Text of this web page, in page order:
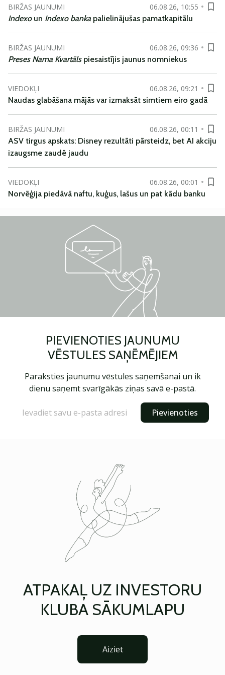
BIRŽAS JAUNUMI
06.08.26, 10:55
Indexoun Indexo banka palielinājušas pamatkapitālu
BIRŽAS JAUNUMI
06.08.26, 09:36
Preses Nama Kvartāls piesaistījis jaunus nomniekus
VIEDOKĻI
06.08.26, 09:21
Naudas glabāšana mājās var izmaksāt simtiem eiro gadā
BIRŽAS JAUNUMI
06.08.26, 00:11
ASV tirgus apskats: Disney rezultāti pārsteidz, bet AI akciju
izaugsme zaudē jaudu
VIEDOKĻI
06.08.26, 00:01
Norvēģija piedāvā naftu, kuģus, lašus un pat kādu banku
PIEVIENOTIES JAUNUMU
VĒSTULES SAŅĒMĒJIEM
Paraksties jaunumu vēstules saņemšanai un ik
dienu saņemt svarīgākās ziņas savā e-pastā.
Pievienoties
ATPAKAĻ UZ INVESTORU
KLUBA SĀKUMLAPU
Aiziet